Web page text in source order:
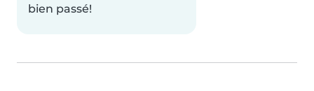
bien passé!